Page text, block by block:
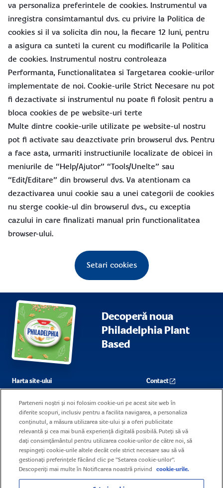
va personaliza preferintele de cookies. Instrumentul va
inregistra consimtamantul dvs. cu privire la Politica de
cookies si il va solicita din nou, la fiecare 12 luni, pentru
a asigura ca sunteti la curent cu modificarile la Politica
de cookies. Instrumentul nostru controleaza
Performanta, Functionalitatea si Targetarea cookie-urilor
implementate de noi. Cookie-urile Strict Necesare nu pot
fi dezactivate si instrumentul nu poate fi folosit pentru a
bloca cookies de pe website-uri terte
Multe dintre cookie-urile utilizate pe website-ul nostru
pot fi activate sau deazctivate prin browserul dvs. Pentru
a face asta, urmariti instructiunile localizate de obicei in
meniurile de “Help/Ajutor” “Tools/Unelte” sau
“Edit/Editare” din browserul dvs. Va atentionam ca
dezactivarea unui cookie sau a unei categorii de cookies
nu sterge cookie-ul din browserul dvs., cu exceptia
cazului in care finalizati manual prin functionalitatea
browser-ului.
Setari cookies
Decoperă noua
Philadelphia Plant
Based
Harta site-ului
Întrebări adresate frecvent
Politica de cookie-uri
Termeni de utilizare
Contact
Carieră
Partenerii noștri și noi folosim cookie-uri pe acest site web în
diferite scopuri, inclusiv pentru a facilita navigarea, a personaliza
conținutul, a măsura utilizarea site-ului și a oferi publicitate
relevantă și cea mai bună experiență digitală posibilă. Puteți să vă
dați consimțământul pentru utilizarea cookie-urilor de către noi, să
respingeți cookie-urile altele decât cele strict necesare sau să vă
gestionați preferințele făcând clic pe "Setarea cookie-urilor".
Descoperiți mai multe în Notificarea noastră privind
cookie-urile.